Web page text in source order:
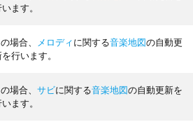
ます。
の場合、 メロディに関する音楽地図の自動更
行います。
の場合、サビに関する音楽地図の自動更新を
ます。